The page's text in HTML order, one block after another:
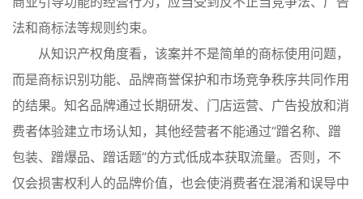
法和商标法等规则约束。
从知识产权角度看，该案并不是简单的商标使用问题，
而是商标识别功能、品牌商誉保护和市场竞争秩序共同作用
的结果。知名品牌通过长期研发、门店运营、广告投放和消
费者体验建立市场认知，其他经营者不能通过“蹭名称、蹭
包装、蹭爆品、蹭话题”的方式低成本获取流量。否则，不
仅会损害权利人的品牌价值，也会使消费者在混淆和误导中